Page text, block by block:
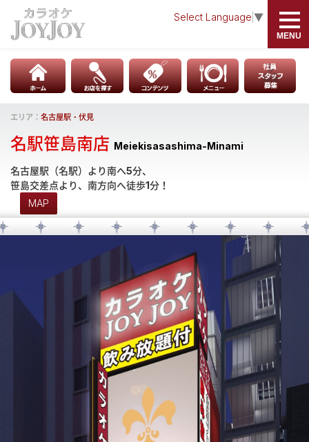
Select Language ▼
MENU
INFORMATION
店舗検索 - お店を探す
お知らせ
JOYJOYの学割
社員・アルバイト募集
ABOUT
ビリヤード
卓球
麻雀格闘倶楽部
MENU OTHERS
物件情報募集
CM紹介
関連リンク
エリア： 名古屋駅・伏見
名駅笹島南店 Meiekisasashima-Minami
名古屋駅（名駅）より南へ5分、
笹島交差点より、南方向へ徒歩1分！
MAP